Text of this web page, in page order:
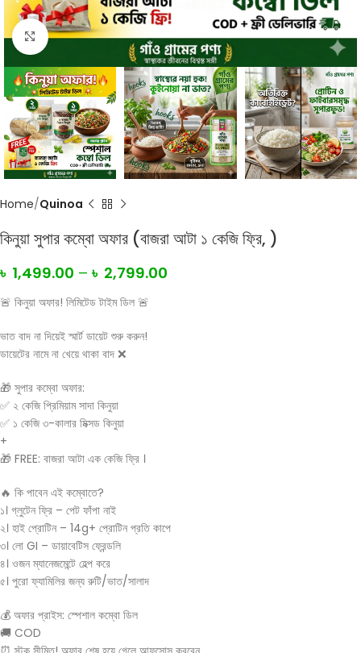
Click to enlarge
Home Quinoa
কিনুয়া সুপার কম্বো অফার (বাজরা আটা ১ কেজি ফ্রি, )
৳ 1,499.00 – ৳ 2,799.00
🚨 কিনুয়া অফার! লিমিটেড টাইম ডিল 🚨
ভাত বাদ না দিয়েই স্মার্ট ডায়েট শুরু করুন!
ডায়েটের নামে না খেয়ে থাকা বাদ ❌
🎁 সুপার কম্বো অফার:
✅ ২ কেজি প্রিমিয়াম সাদা কিনুয়া
✅ ১ কেজি ৩-কালার মিক্সড কিনুয়া
+
🎁 FREE: বাজরা আটা এক কেজি ফ্রি ।
🔥 কি পাবেন এই কম্বোতে?
১। গ্লুটেন ফ্রি – পেট ফাঁপা নাই
২। হাই প্রোটিন – 14g+ প্রোটিন প্রতি কাপে
৩। লো GI – ডায়াবেটিস ফ্রেন্ডলি
৪। ওজন ম্যানেজমেন্টে হেল্প করে
৫। পুরো ফ্যামিলির জন্য রুটি/ভাত/সালাদ
💰 অফার প্রাইস: স্পেশাল কম্বো ডিল
🚚 COD